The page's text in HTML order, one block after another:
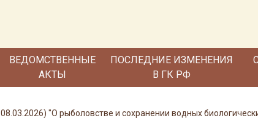
ВЕДОМСТВЕННЫЕ
АКТЫ
ПОСЛЕДНИЕ ИЗМЕНЕНИЯ
В ГК РФ
"О рыболовстве и сохранении водных